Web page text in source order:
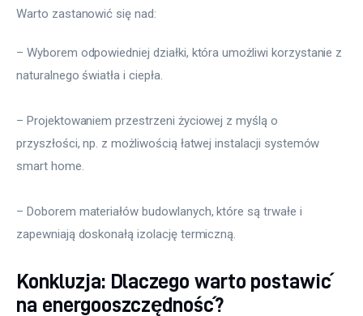
Warto zastanowić się nad:
– Wyborem odpowiedniej działki, która umożliwi korzystanie z
naturalnego światła i ciepła.
– Projektowaniem przestrzeni życiowej z myślą o
przyszłości, np. z możliwością łatwej instalacji systemów
smart home.
– Doborem materiałów budowlanych, które są trwałe i
zapewniają doskonałą izolację termiczną.
Konkluzja: Dlaczego warto postawić
na energooszczędność?